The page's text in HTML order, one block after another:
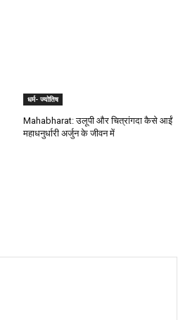
धर्म- ज्योतिष
Mahabharat: उलूपी और चित्रांगदा कैसे आईं
महाधनुर्धारी अर्जुन के जीवन में